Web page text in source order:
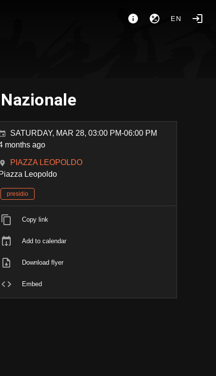
EN
SATURDAY, MAR 28, 03:00 PM-06:00 PM
months ago
PIAZZA LEOPOLDO
Piazza Leopoldo
presidio
Copy link
Add to calendar
Download flyer
Embed